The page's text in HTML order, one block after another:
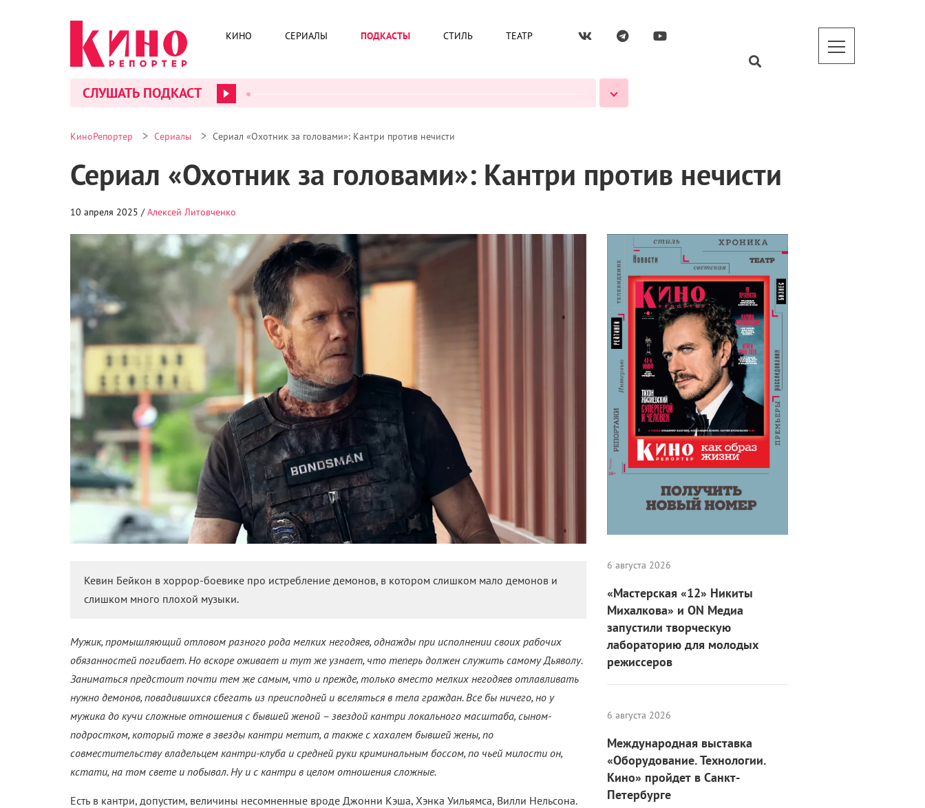
КИНО СЕРИАЛЫ ПОДКАСТЫ СТИЛЬ ТЕАТР
СЛУШАТЬ ПОДКАСТ
КиноРепортер > Сериалы > Сериал «Охотник за головами»: Кантри против нечисти
Сериал «Охотник за головами»: Кантри против нечисти
10 апреля 2025 /Алексей Литовченко
Кевин Бейкон в хоррор-боевике про истребление демонов, в котором слишком мало демонов и
слишком много плохой музыки.
Мужик, промышляющий отловом разного рода мелких негодяев, однажды при исполнении своих рабочих
обязанностей погибает. Но вскоре оживает и тут же узнает, что теперь должен служить самому Дьяволу.
Заниматься предстоит почти тем же самым, что и прежде, только вместо мелких негодяев отлавливать
нужно демонов, повадившихся сбегать из преисподней и вселяться в тела граждан. Все бы ничего, но у
мужика до кучи сложные отношения с бывшей женой – звездой кантри локального масштаба, сыном-
подростком, который тоже в звезды кантри метит, а также с хахалем бывшей жены, по
совместительству владельцем кантри-клуба и средней руки криминальным боссом, по чьей милости он,
кстати, на том свете и побывал. Ну и с кантри в целом отношения сложные.
Есть в кантри, допустим, величины несомненные вроде Джонни Кэша, Хэнка Уильямса, Вилли Нельсона.
6 августа 2026
«Мастерская «12» Никиты
Михалкова» и ON Медиа
запустили творческую
лабораторию для молодых
режиссеров
6 августа 2026
Международная выставка
«Оборудование. Технологии.
Кино» пройдет в Санкт-
Петербурге